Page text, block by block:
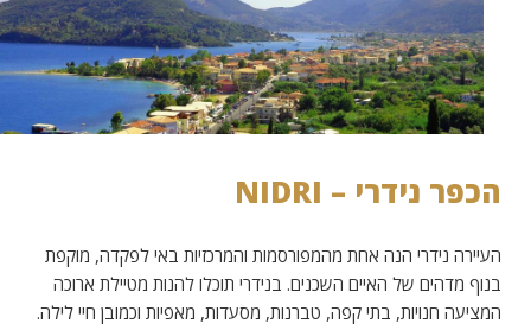
הכפר נידרי – NIDRI
העיירה נידרי הנה אחת מהמפורסמות והמרכזיות באי לפקדה, מוקפת
בנוף מדהים של האיים השכנים. בנידרי תוכלו להנות מטיילת ארוכה
המציעה חנויות, בתי קפה, טברנות, מסעדות, מאפיות וכמובן חיי לילה.